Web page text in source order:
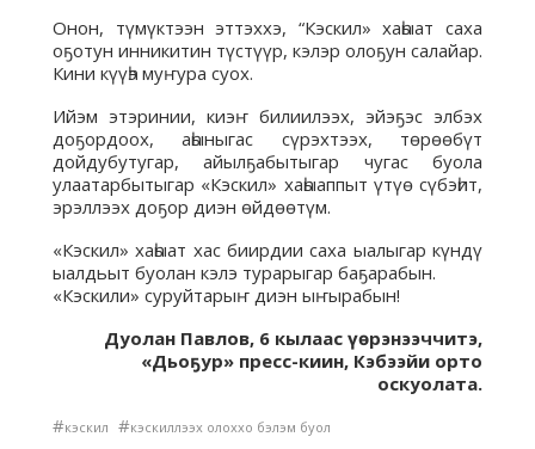
Онон, түмүктээн эттэххэ, “Кэскил» хаһыат саха
оҕотун инникитин түстүүр, кэлэр олоҕун салайар.
Кини күүһэ муҥура суох.
Ийэм этэринии, киэҥ билиилээх, эйэҕэс элбэх
доҕордоох, аһыныгас сүрэхтээх, төрөөбүт
дойдубутугар, айылҕабытыгар чугас буола
улаатарбытыгар «Кэскил» хаһыаппыт үтүө сүбэһит,
эрэллээх доҕор диэн өйдөөтүм.
«Кэскил» хаһыат хас биирдии саха ыалыгар күндү
ыалдьыт буолан кэлэ турарыгар баҕарабын.
«Кэскили» суруйтарыҥ диэн ыҥырабын!
Дуолан Павлов, 6 кылаас үөрэнээччитэ,
«Дьоҕур» пресс-киин, Кэбээйи орто
оскуолата.
#кэскил #кэскиллээх олоххо бэлэм буол